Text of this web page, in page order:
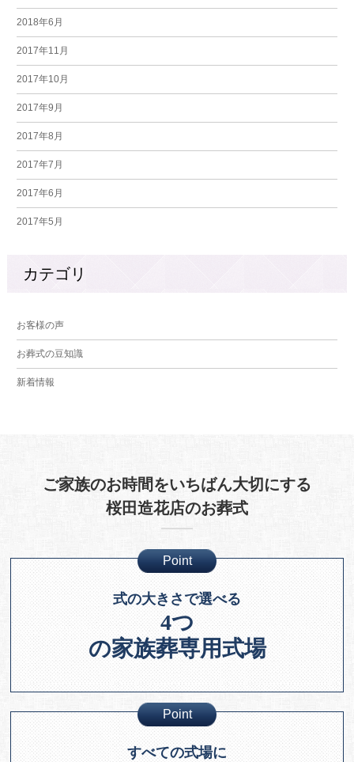
2018年6月
2017年11月
2017年10月
2017年9月
2017年8月
2017年7月
2017年6月
2017年5月
カテゴリ
お客様の声
お葬式の豆知識
新着情報
ご家族のお時間をいちばん大切にする
桜田造花店のお葬式
Point
式の大きさで選べる
4つ
の家族葬専用式場
Point
すべての式場に